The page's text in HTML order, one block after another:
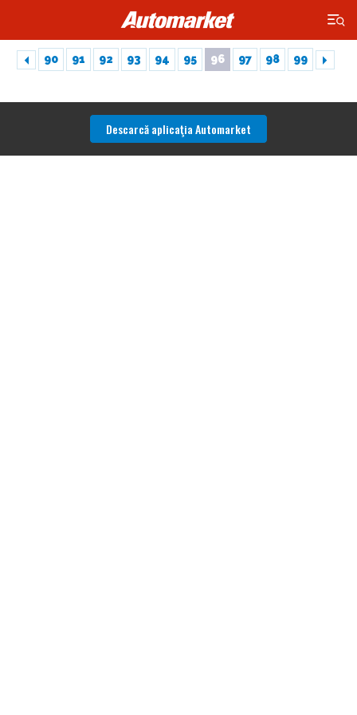
×
90 91 92 93 94 95 96 97 98 99
Descarcă aplicaţia Automarket